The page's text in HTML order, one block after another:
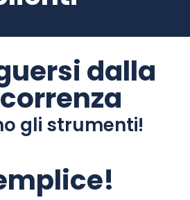
dalla
gli strumenti!